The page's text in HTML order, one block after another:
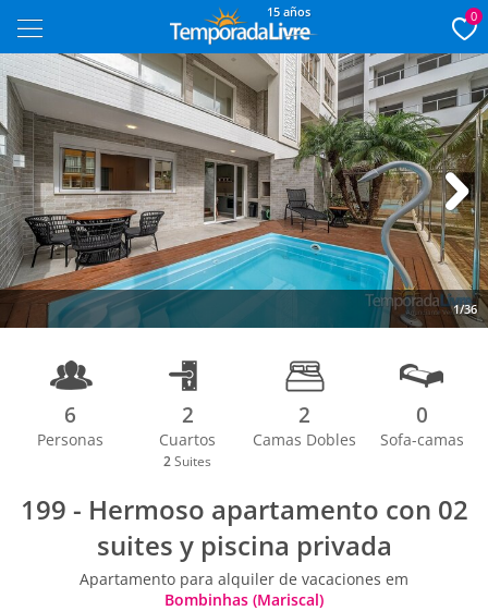
15 años 0
1/36
Next
6
Personas
2
Cuartos
2 Suites
2
Camas Dobles
0
Sofa-camas
199 - Hermoso apartamento con 02
suites y piscina privada
Apartamento para alquiler de vacaciones em
Bombinhas (Mariscal)